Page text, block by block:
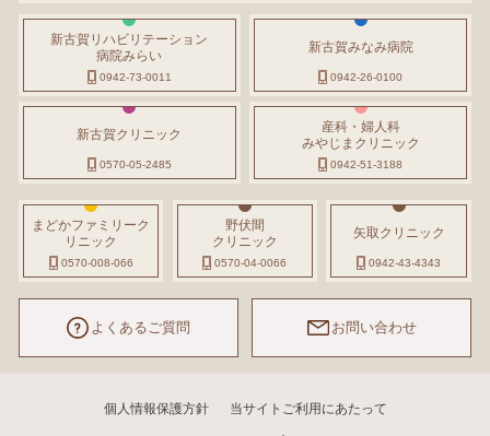
新古賀リハビリテーション
病院みらい
0942-73-0011
新古賀みなみ病院
0942-26-0100
新古賀クリニック
0570-05-2485
産科・婦人科
みやじまクリニック
0942-51-3188
まどかファミリーク
リニック
0570-008-066
野伏間
クリニック
0570-04-0066
矢取クリニック
0942-43-4343
よくあるご質問 お問い合わせ
個人情報保護方針 当サイトご利用にあたって